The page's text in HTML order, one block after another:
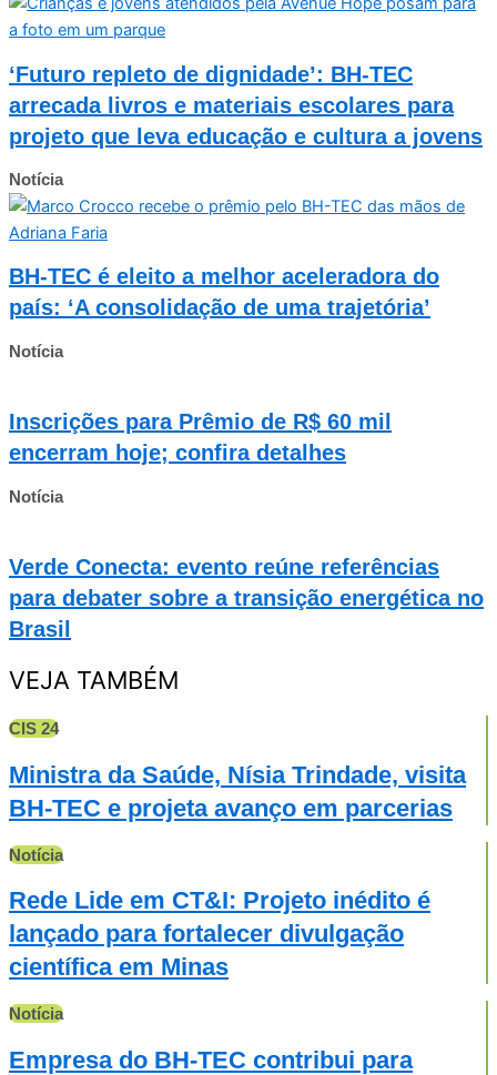
‘Futuro repleto de dignidade’: BH-TEC
arrecada livros e materiais escolares para
projeto que leva educação e cultura a jovens
Notícia
BH-TEC é eleito a melhor aceleradora do
país: ‘A consolidação de uma trajetória’
Notícia
Inscrições para Prêmio de R$ 60 mil
encerram hoje; confira detalhes
Notícia
Verde Conecta: evento reúne referências
para debater sobre a transição energética no
Brasil
VEJA TAMBÉM
CIS 24
Ministra da Saúde, Nísia Trindade, visita
BH-TEC e projeta avanço em parcerias
Notícia
Rede Lide em CT&I: Projeto inédito é
lançado para fortalecer divulgação
científica em Minas
Notícia
Empresa do BH-TEC contribui para